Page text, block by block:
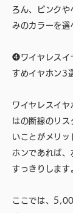
ろん、ピンクや
みのカラーを選
❹ワイヤレスイ
すめイヤホン3
ワイヤレスイヤ
はの断線のリス
いことがメリッ
ホンであれば、
すっきりします
ここでは、